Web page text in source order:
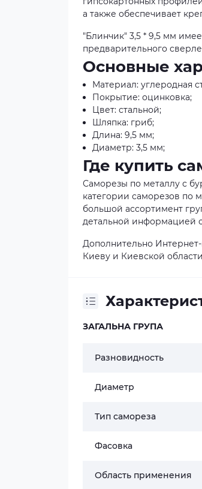
а также обеспечивает
"Блинчик" 3,5 * 9,5 мм
предварительного
Основные
Материал: углеродная
Покрытие: оцинковка;
Цвет: стальной;
Шляпка: гриб;
Длина: 9,5 мм;
Диаметр: 3,5 мм;
Где купить
Саморезы по металлу с
категории саморезов по
большой ассортимент
детальной информацией
Дополнительно
Киеву и Киевской
ЗАГАЛЬНА ГРУПА
Разновидность
Диаметр
Тип самореза
Фасовка
Область применения